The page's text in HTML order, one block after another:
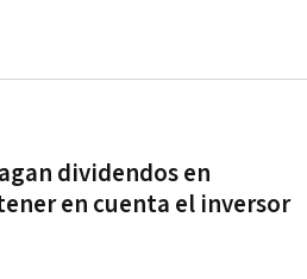
dividendos en
en cuenta el inversor